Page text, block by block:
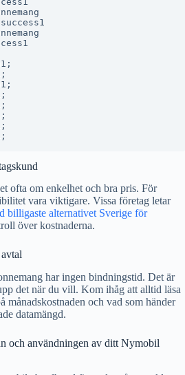
ofta om enkelhet och bra pris. För
vara viktigare. Vissa företag letar
billigaste alternativet Sverige för
över kostnaderna.
har ingen bindningstid. Det är
det när du vill. Kom ihåg att alltid läsa
och vad som händer
datamängd.
och användningen av ditt Nymobil